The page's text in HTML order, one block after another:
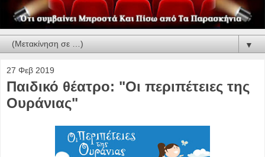
▼
27 Φεβ 2019
Παιδικό θέατρο: "Οι περιπέτειες της
Ουράνιας"